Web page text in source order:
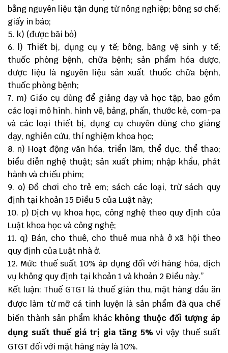
bằng nguyên liệu tận dụng từ nông nghiệp; bông sơ chế;
giấy in báo;
k) (được bãi bỏ)
l) Thiết bị, dụng cụ y tế; bông, băng vệ sinh y tế;
thuốc phòng bệnh, chữa bệnh; sản phẩm hóa dược,
dược liệu là nguyên liệu sản xuất thuốc chữa bệnh,
thuốc phòng bệnh;
m) Giáo cụ dùng để giảng dạy và học tập, bao gồm
các loại mô hình, hình vẽ, bảng, phấn, thước kẻ, com-pa
và các loại thiết bị, dụng cụ chuyên dùng cho giảng
dạy, nghiên cứu, thí nghiệm khoa học;
n) Hoạt động văn hóa, triển lãm, thể dục, thể thao;
biểu diễn nghệ thuật; sản xuất phim; nhập khẩu, phát
hành và chiếu phim;
o) Đồ chơi cho trẻ em; sách các loại, trừ sách quy
định tại khoản 15 Điều 5 của Luật này;
p) Dịch vụ khoa học, công nghệ theo quy định của
Luật khoa học và công nghệ;
q) Bán, cho thuê, cho thuê mua nhà ở xã hội theo
quy định của Luật nhà ở.
Mức thuế suất 10% áp dụng đối với hàng hóa, dịch
vụ không quy định tại khoản 1 và khoản 2 Điều này.”
Kết luận: Thuế GTGT là thuế gián thu, mặt hàng dầu ăn
được làm từ mỡ cá tinh luyện là sản phẩm đã qua chế
biến thành sản phẩm kháckhông thuộc đối tượng áp
dụng suất thuế giá trị gia tăng 5%vì vậy thuế suất
GTGT đối với mặt hàng này là 10%.